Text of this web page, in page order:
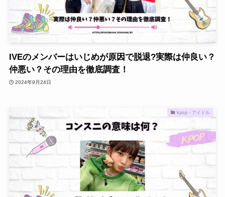
IVEのメンバーはいじめが原因で脱退?実際は仲良い？
仲悪い？その理由を徹底調査！
2024年9月24日
kpop・アイドル